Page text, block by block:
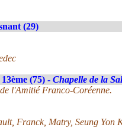
(29)
(75) - Chapelle de la
l'Amitié Franco-Coréenne.
Franck, Matry, Seung Yon